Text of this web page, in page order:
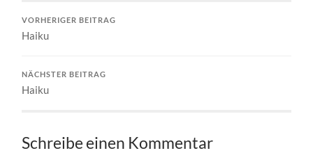
VORHERIGER BEITRAG
Haiku
NÄCHSTER BEITRAG
Haiku
Schreibe einen Kommentar